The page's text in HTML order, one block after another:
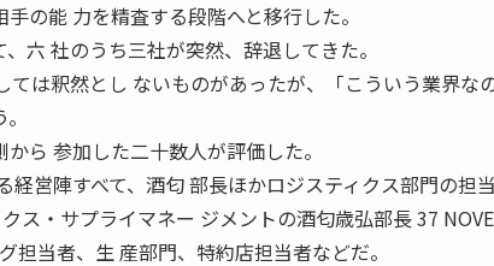
の能 力を精査する段階へと移行した。
六 社のうち三社が突然、辞退してきた。
ては釈然とし ないものがあったが、「こういう業界な
ら 参加した二十数人が評価した。
営陣すべて、酒匂 部長ほかロジスティクス部門の担当
ス・サプライマネー ジメントの酒匂歳弘部長 37
担当者、生 産部門、特約店担当者などだ。